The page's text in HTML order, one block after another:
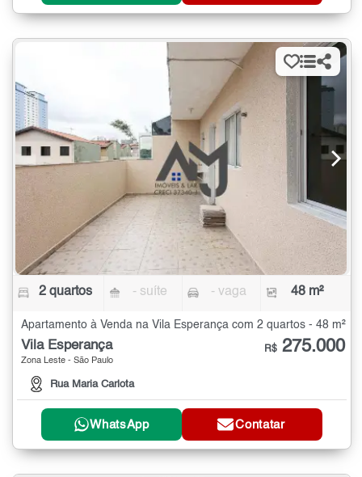
2 quartos - suíte - vaga 48 m²
Apartamento à Venda na Vila Esperança com 2 quartos - 48 m²
Vila Esperança
Zona Leste - São Paulo
Rua Maria Carlota
R$ 275.000
WhatsApp Contatar